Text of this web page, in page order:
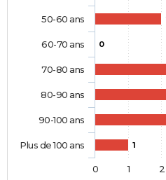
0
1
50-60 ans
60-70 ans
70-80 ans
80-90 ans
90-100 ans
Plus de 100 ans
0 1 2